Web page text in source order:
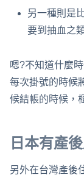
另一種則是
要到抽血之
嗯?不知道什麼
每次掛號的時候
候結帳的時候，
日本有產
另外在台灣產後